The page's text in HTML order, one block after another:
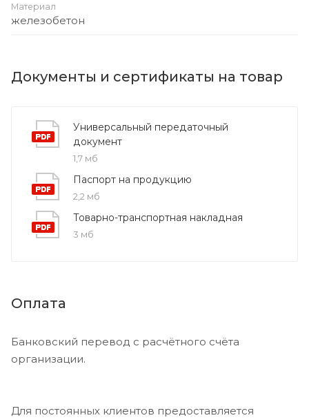
Материал
железобетон
Документы и сертификаты на товар
Универсальный передаточный
документ
1,7 мб
Паспорт на продукцию
2,2 мб
Товарно-транспортная накладная
3 мб
Оплата
Банковский перевод с расчётного счёта
организации.
Для постоянных клиентов предоставляется